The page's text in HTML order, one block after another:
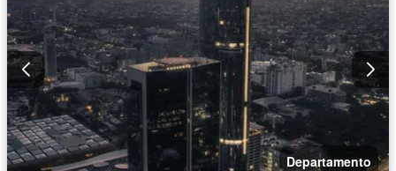
Departamento